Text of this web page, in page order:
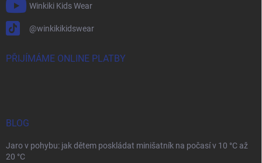
Winkiki Kids Wear
@winkikikidswear
PŘIJÍMÁME ONLINE PLATBY
BLOG
Jaro v pohybu: jak dětem poskládat minišatník na počasí v 10 °C až
20 °C